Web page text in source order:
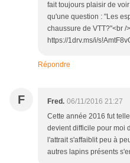
fait toujours plaisir de
qu'une question : "Les
chaussure de VTT?"<br /
https://1drv.ms/i/
Répondre
F Fred. 06/11/2016 21:27
Cette année 2016 fut
devient difficile pour moi
l'attrait s'affaiblit peu à
autres lapins présents